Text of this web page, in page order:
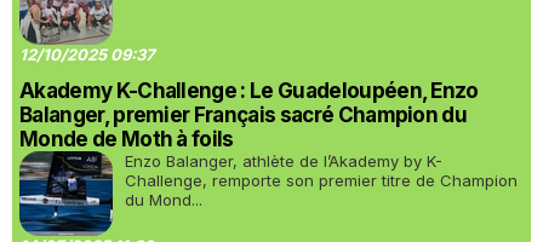
12/10/2025 09:37
Akademy K-Challenge : Le Guadeloupéen, Enzo
Balanger, premier Français sacré Champion du
Monde de Moth à foils
Enzo Balanger, athlète de l’Akademy by K-
Challenge, remporte son premier titre de Champion
du Mond...